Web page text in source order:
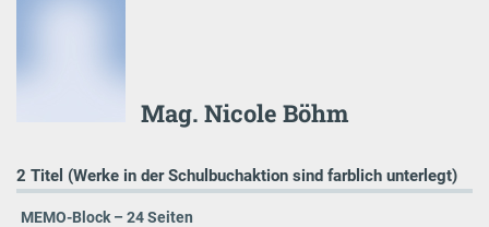
Mag. Nicole Böhm
2 Titel (Werke in der Schulbuchaktion sind farblich unterlegt)
MEMO-Block – 24 Seiten